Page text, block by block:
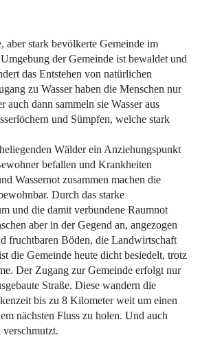
aber stark bevölkerte Gemeinde im
der Gemeinde ist bewaldet und
das Entstehen von natürlichen
zu Wasser haben die Menschen nur
auch dann sammeln sie Wasser aus
und Sümpfen, welche stark
Wälder ein Anziehungspunkt
befallen und Krankheiten
Wassernot zusammen machen die
Durch das starke
und die damit verbundene Raumnot
aber in der Gegend an, angezogen
fruchtbaren Böden, die Landwirtschaft
die Gemeinde heute dicht besiedelt, trotz
Der Zugang zur Gemeinde erfolgt nur
Straße. Diese wandern die
bis zu 8 Kilometer weit um einen
nächsten Fluss zu holen. Und auch
verschmutzt.